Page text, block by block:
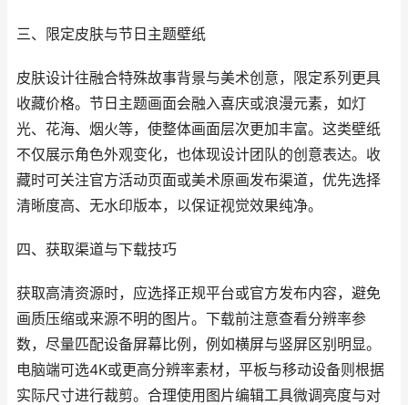
三、限定皮肤与节日主题壁纸
皮肤设计往融合特殊故事背景与美术创意，限定系列更具
收藏价格。节日主题画面会融入喜庆或浪漫元素，如灯
光、花海、烟火等，使整体画面层次更加丰富。这类壁纸
不仅展示角色外观变化，也体现设计团队的创意表达。收
藏时可关注官方活动页面或美术原画发布渠道，优先选择
清晰度高、无水印版本，以保证视觉效果纯净。
四、获取渠道与下载技巧
获取高清资源时，应选择正规平台或官方发布内容，避免
画质压缩或来源不明的图片。下载前注意查看分辨率参
数，尽量匹配设备屏幕比例，例如横屏与竖屏区别明显。
电脑端可选4K或更高分辨率素材，平板与移动设备则根据
实际尺寸进行裁剪。合理使用图片编辑工具微调亮度与对